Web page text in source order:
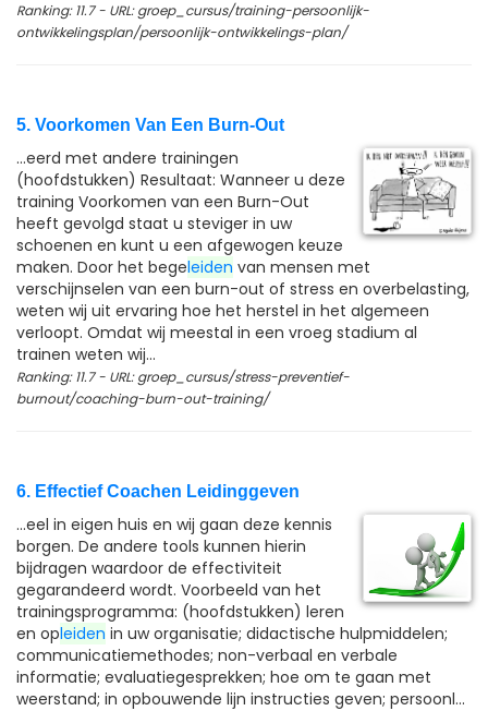
Ranking: 11.7 - URL: groep_cursus/training-persoonlijk-
ontwikkelingsplan/persoonlijk-ontwikkelings-plan/
5. Voorkomen Van Een Burn-Out
...eerd met andere trainingen
(hoofdstukken) Resultaat: Wanneer u deze
training Voorkomen van een Burn-Out
heeft gevolgd staat u steviger in uw
schoenen en kunt u een afgewogen keuze
maken. Door het begeleiden van mensen met
verschijnselen van een burn-out of stress en overbelasting,
weten wij uit ervaring hoe het herstel in het algemeen
verloopt. Omdat wij meestal in een vroeg stadium al
trainen weten wij...
Ranking: 11.7 - URL: groep_cursus/stress-preventief-
burnout/coaching-burn-out-training/
6. Effectief Coachen Leidinggeven
...eel in eigen huis en wij gaan deze kennis
borgen. De andere tools kunnen hierin
bijdragen waardoor de effectiviteit
gegarandeerd wordt. Voorbeeld van het
trainingsprogramma: (hoofdstukken) leren
en opleiden in uw organisatie; didactische hulpmiddelen;
communicatiemethodes; non-verbaal en verbale
informatie; evaluatiegesprekken; hoe om te gaan met
weerstand; in opbouwende lijn instructies geven; persoonl...